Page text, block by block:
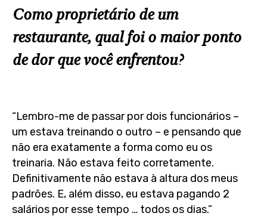
Como proprietário de um
restaurante, qual foi o maior ponto
de dor que você enfrentou?
“Lembro-me de passar por dois funcionários –
um estava treinando o outro – e pensando que
não era exatamente a forma como eu os
treinaria. Não estava feito corretamente.
Definitivamente não estava à altura dos meus
padrões. E, além disso, eu estava pagando 2
salários por esse tempo … todos os dias.”